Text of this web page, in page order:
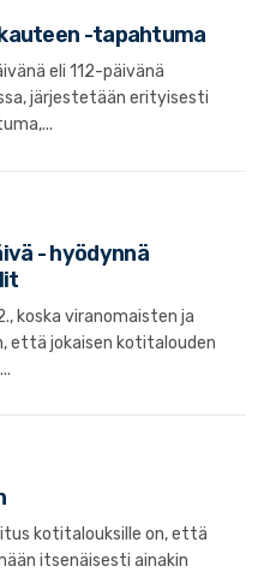
-tapahtuma
eli 112-päivänä
järjestetään erityisesti
- hyödynnä
koska viranomaisten ja
että jokaisen kotitalouden
kotitalouksille on, että
itsenäisesti ainakin